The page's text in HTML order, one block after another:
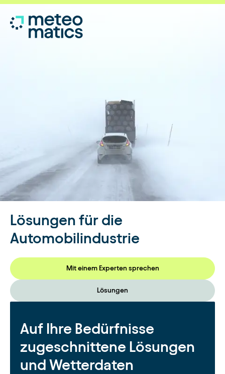
Lösungen für die
Automobilindustrie
Mit einem Experten sprechen
Lösungen
Auf Ihre Bedürfnisse
zugeschnittene Lösungen
und Wetterdaten